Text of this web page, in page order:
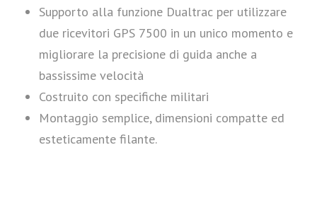
Supporto alla funzione Dualtrac per utilizzare
due ricevitori GPS 7500 in un unico momento e
migliorare la precisione di guida anche a
bassissime velocità
Costruito con specifiche militari
Montaggio semplice, dimensioni compatte ed
esteticamente filante.